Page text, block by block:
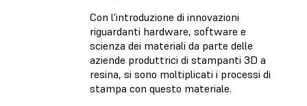
Con l'introduzione di innovazioni
riguardanti hardware, software e
scienza dei materiali da parte delle
aziende produttrici di stampanti 3D a
resina, si sono moltiplicati i processi di
stampa con questo materiale.